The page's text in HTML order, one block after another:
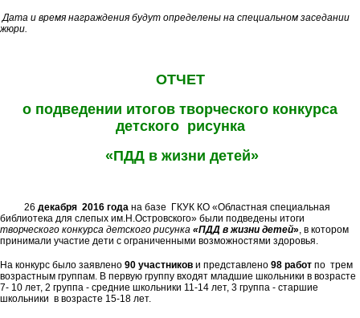
Дата и время награждения будут определены на специальном заседании
жюри.
ОТЧЕТ
о подведении итогов творческого конкурса
детского рисунка
«ПДД в жизни детей»
26 декабря 2016 года на базе ГКУК КО «Областная специальная
библиотека для слепых им.Н.Островского» были подведены итоги
творческого конкурса детского рисунка «ПДД в жизни детей», в котором
принимали участие дети с ограниченными возможностями здоровья.
На конкурс было заявлено 90 участников и представлено 98 работ по трем
возрастным группам. В первую группу входят младшие школьники в возрасте
7- 10 лет, 2 группа - средние школьники 11-14 лет, 3 группа - старшие
школьники в возрасте 15-18 лет.